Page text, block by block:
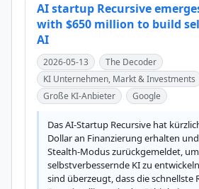
AI startup Recursive
with $650 million to build
AI
2026-05-13
The Decoder
KI Unternehmen, Markt & Investments
Große KI-Anbieter
Google
Das AI-Startup Recursive hat
Dollar an Finanzierung erhalten
Stealth-Modus zurückgemeldet, um
selbstverbessernde KI zu
sind überzeugt, dass die schnellste